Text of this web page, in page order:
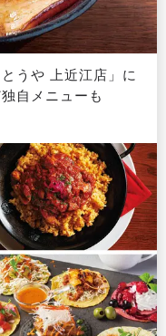
うや 上近江店」に
自メニューも